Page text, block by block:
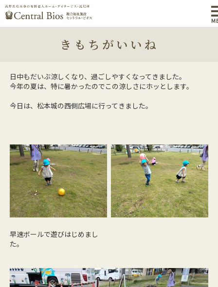
きもちがいいね
日中もだいぶ涼しくなり、過ごしやすくなってきました。
今年の夏は、特に暑かったのでこの涼しさにホッとします。
今日は、松本城の西側広場に行ってきました。
早速ボールで遊びはじめまし
た。